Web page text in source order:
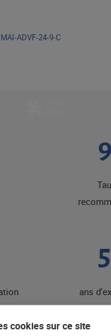
ans
MAI-ADVF-24-9-C
cookies sur ce site